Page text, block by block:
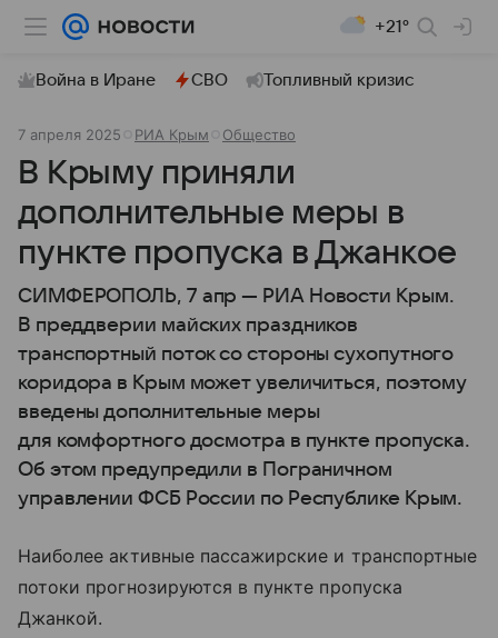
+21°
Война в Иране СВО Топливный кризис
7 апреля 2025 РИА Крым Общество
В Крыму приняли
дополнительные меры в
пункте пропуска в Джанкое
СИМФЕРОПОЛЬ, 7 апр — РИА Новости Крым.
В преддверии майских праздников
транспортный поток со стороны сухопутного
коридора в Крым может увеличиться, поэтому
введены дополнительные меры
для комфортного досмотра в пункте пропуска.
Об этом предупредили в Пограничном
управлении ФСБ России по Республике Крым.
Наиболее активные пассажирские и транспортные
потоки прогнозируются в пункте пропуска
Джанкой.